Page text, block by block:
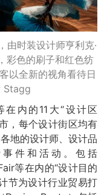
时装设计师亨利克·
彩色的刷子和红色纺
以全新的视角看待日
Stagg
内的11大“设计区
，每个设计街区均有
地的设计师、设计品
件和活动。包括
等在内的“设计目的
节为设计行业贸易打